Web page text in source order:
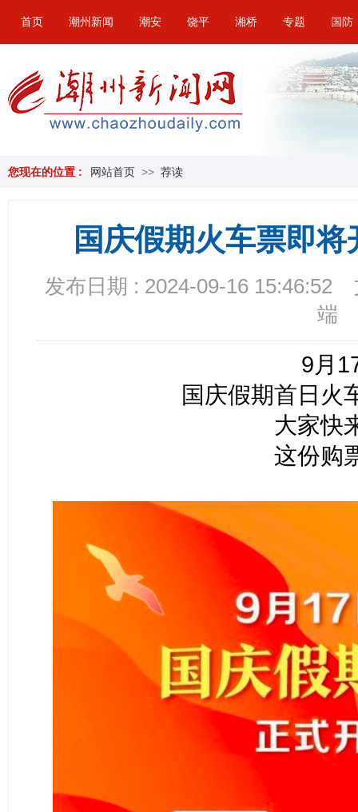
首页 潮州新闻 潮安 饶平 湘桥 专题 国防
您现在的位置 : 网站首页 >> 荐读
国庆假期火车票即
发布日期 : 2024-09-16 15:46:52
端
9月
国庆假期首日火
大家快
这份购